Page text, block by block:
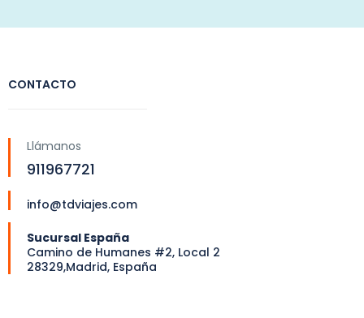
CONTACTO
Llámanos
911967721
info@tdviajes.com
Sucursal España
Camino de Humanes #2, Local 2
28329,Madrid, España